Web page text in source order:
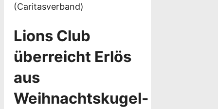
(Caritasverband)
Lions Club
überreicht Erlös
aus
Weihnachtskugel-